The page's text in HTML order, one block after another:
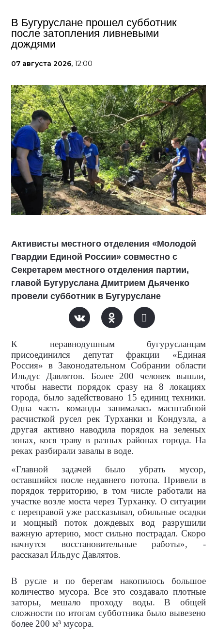
В Бугуруслане прошел субботник
после затопления ливневыми
дождями
07 августа 2026, 12:00
Активисты местного отделения «Молодой
Гвардии Единой России» совместно с
Секретарем местного отделения партии,
главой Бугуруслана Дмитрием Дьяченко
провели субботник в Бугуруслане
К неравнодушным бугурусланцам
присоединился депутат фракции «Единая
Россия» в Законодательном Собрании области
Ильдус Давлятов. Более 200 человек вышли,
чтобы навести порядок сразу на 8 локациях
города, было задействовано 15 единиц техники.
Одна часть команды занималась масштабной
расчисткой русел рек Турханки и Кондузла, а
другая активно наводила порядок на зеленых
зонах, кося траву в разных районах города. На
реках разбирали завалы в воде.
«Главной задачей было убрать мусор,
оставшийся после недавнего потопа. Привели в
порядок территорию, в том числе работали на
участке возле моста через Турханку. О ситуации
с переправой уже рассказывал, обильные осадки
и мощный поток дождевых вод разрушили
важную артерию, мост сильно пострадал. Скоро
начнутся восстановительные работы», -
рассказал Ильдус Давлятов.
В русле и по берегам накопилось большое
количество мусора. Все это создавало плотные
заторы, мешало проходу воды. В общей
сложности по итогам субботника было вывезено
более 200 м³ мусора.